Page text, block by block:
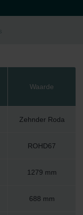
Waarde
Zehnder Roda
ROHD67
1279 mm
688 mm